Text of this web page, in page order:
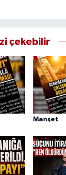
çekebilir
Manşet